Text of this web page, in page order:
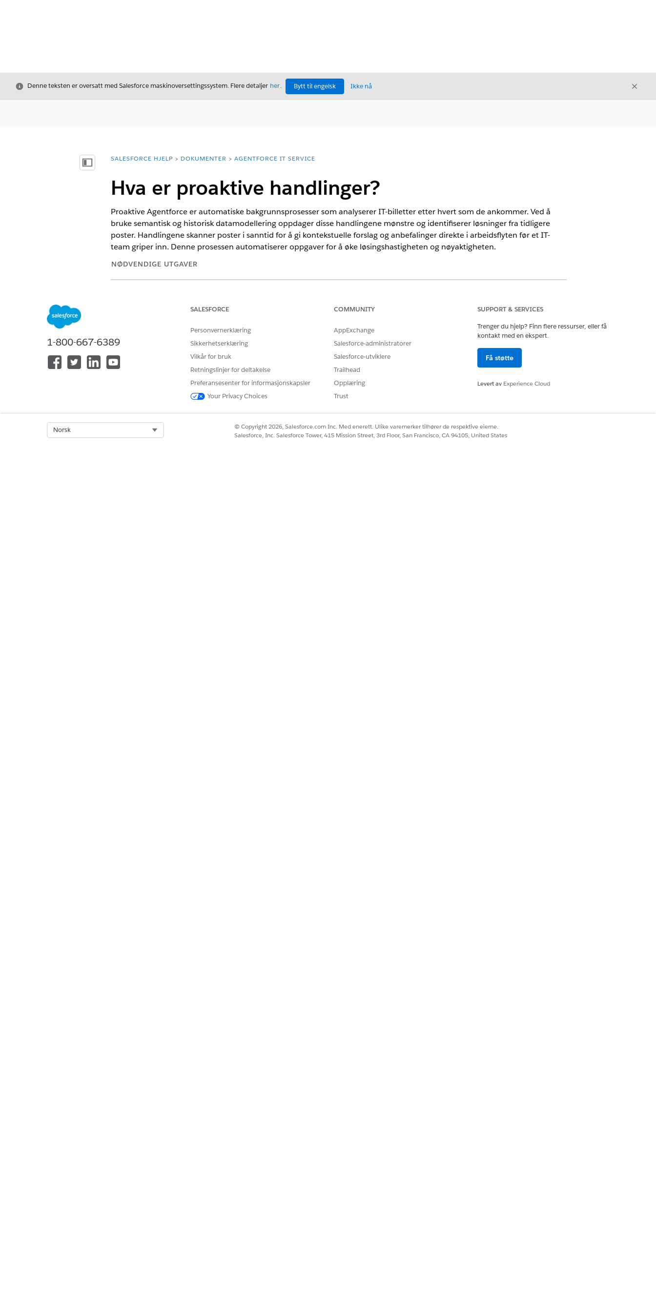
Avslutt
Denne teksten er oversatt med Salesforce maskinoversettingssystem. Flere detaljer her. Bytt til engelsk Ikke nå Avslutt
Vis innholdsfortegnelse
Du er her:
SALESFORCE HJELP DOKUMENTER AGENTFORCE IT SERVICE
Hva er proaktive handlinger?
Proaktive Agentforce er automatiske bakgrunnsprosesser som analyserer IT-billetter etter hvert som de ankommer. Ved å
bruke semantisk og historisk datamodellering oppdager disse handlingene mønstre og identifiserer løsninger fra tidligere
poster. Handlingene skanner poster i sanntid for å gi kontekstuelle forslag og anbefalinger direkte i arbeidsflyten før et IT-
team griper inn. Denne prosessen automatiserer oppgaver for å øke løsingshastigheten og nøyaktigheten.
NØDVENDIGE UTGAVER
ogUnlimited Edition med Agentforce IT Service.
Proaktive handlinger flytter arbeidsflyten for IT-tjenestebehandling fra reaktiv til prediktiv, noe som reduserer
gjennomsnittstiden til løsning (MTTR) betydelig.
Her er de viktigste fordelene med proaktive handlinger:
Identifiser viktige problemer raskere ved å automatisk koble sammen relaterte hendelser (for eksempel å oppdage et omfattende
Øk hastigheten på løsningen ved å proaktivt foreslå bekreftede løsninger brukt i lignende poster tidligere.
Reduser manuell innsats ved å generere sammendrag automatisk, rotårsaksanalyser og komplekse tjenesteplaner.
1-800-667-6389
SALESFORCE
Personvernerklæring
Sikkerhetserklæring
Vilkår for bruk
Retningslinjer for deltakelse
Preferansesenter for informasjonskapsler
Your Privacy Choices
COMMUNITY
AppExchange
Salesforce-administratorer
Salesforce-utviklere
Trailhead
Opplæring
Trust
SUPPORT & SERVICES
Trenger du hjelp? Finn flere ressurser, eller få
kontakt med en ekspert.
Få støtte
Levert av Experience Cloud
Norsk
© Copyright 2026, Salesforce.com Inc. Med enerett. Ulike varemerker tilhører de respektive eierne.
Salesforce, Inc. Salesforce Tower, 415 Mission Street, 3rd Floor, San Francisco, CA 94105, United States